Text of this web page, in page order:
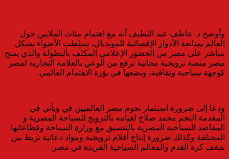
وأوضح د. عاطف عبد اللطيف أنه مع اهتمام مئات الملايين حول
العالم بمتابعة الأدوار الإقصائية للمونديال، تسلطت الأضواء بشكل
مباشر على مصر من الحضور الإعلامي المكثف بالبطولة والذي يمنح
مصر منصة ترويجية مجانية ترفع من الوعي بالعلامة التجارية لمصر
كوجهة سياحية وثقافية، ويضعها في بؤرة الاهتمام العالمي.
ودعا إلى ضرورة استثمار نجوم مصر العالميين في ويأتي في
المقدمة النجم محمد صلاح لقيامه بالترويج للسياحة المصرية و
المقاصد السياحية المصرية بالتنسيق مع وزارة السياحة وقطاعاتها
المختلفة وكذلك ضرورة إنتاج أفلام ترويجية ومواد دعائية تربط بين
شغف كرة القدم والمعالم السياحية الفريدة في مصر.